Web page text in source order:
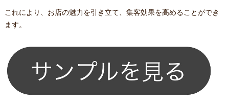
これにより、お店の魅力を引き立て、集客効果を高めることができ
ます。